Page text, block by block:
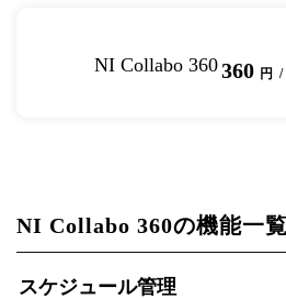
NI Collabo 360360 円 /
NI Collabo 360の機能一覧
スケジュール管理